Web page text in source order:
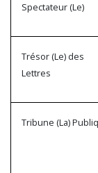
Spectateur (Le)
Trésor (Le) des
Lettres
Tribune (La)